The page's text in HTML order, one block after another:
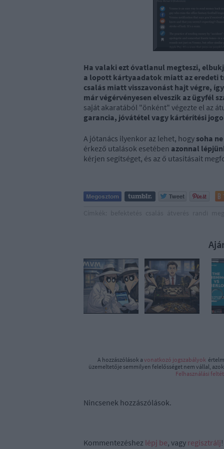
Ha valaki ezt óvatlanul megteszi,
a lopott kártyaadatok miatt az eredeti
csalás miatt visszavonást hajt végre,
már végérvényesen elveszik az ügyfél
saját akaratából "önként" végezte el az
garancia, jóvátétel vagy kártérítési
A jótanács ilyenkor az lehet, hogysoha
érkező utalások esetében azonnal
kérjen segítséget, és az ő utasításait
A hozzászólások a vonatkozó jogszabályok
üzemeltetője semmilyen felelősséget nem vállal,
Felhasználási
Nincsenek hozzászólások.
Kommentezéshez lépj be, vagy regisztrálj